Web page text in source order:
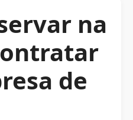
na
de